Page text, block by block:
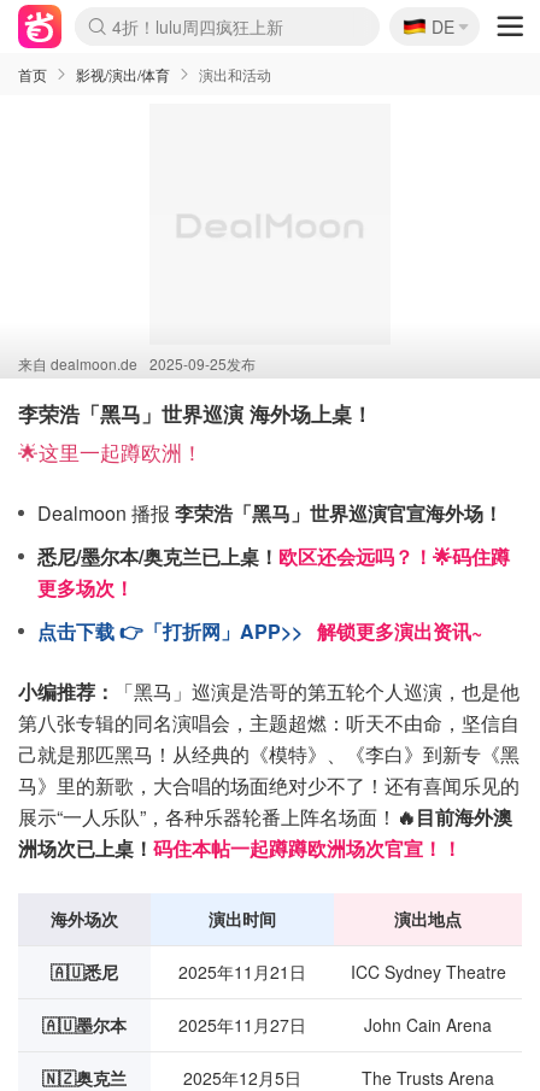
Boticinal 夏促开抢！
4折！lulu周四疯狂上新
还没结束！&OtherStories大促
Joybuy变相75折 随时失效
速领！Stanley独家85折
疑似霸哥！Camper额外叠85折
Zalando 奥莱闪促！每日更新
Moncler反季囤！5折起+叠9折
Coach Brooklyn仅€192
🇩🇪
DE
首页 影视/演出/体育 演出和活动
来自 dealmoon.de 2025-09-25发布
李荣浩「黑马」世界巡演 海外场上桌！
🌟这里一起蹲欧洲！
Dealmoon 播报 李荣浩「黑马」世界巡演官宣海外场！
悉尼/墨尔本/奥克兰已上桌！ 欧区还会远吗？！🌟码住蹲
更多场次！
点击下载 👉「打折网」APP>> 解锁更多演出资讯~
小编推荐：
「黑马」巡演是浩哥的第五轮个人巡演，也是他
第八张专辑的同名演唱会，主题超燃：听天不由命，坚信自
己就是那匹黑马！从经典的《模特》、《李白》到新专《黑
马》里的新歌，大合唱的场面绝对少不了！还有喜闻乐见的
展示“一人乐队”，各种乐器轮番上阵名场面！ 🔥目前海外澳
洲场次已上桌！ 码住本帖一起蹲蹲欧洲场次官宣！！
海外场次 演出时间 演出地点
🇦🇺悉尼 2025年11月21日 ICC Sydney Theatre
🇦🇺墨尔本 2025年11月27日 John Cain Arena
🇳🇿奥克兰 2025年12月5日 The Trusts Arena